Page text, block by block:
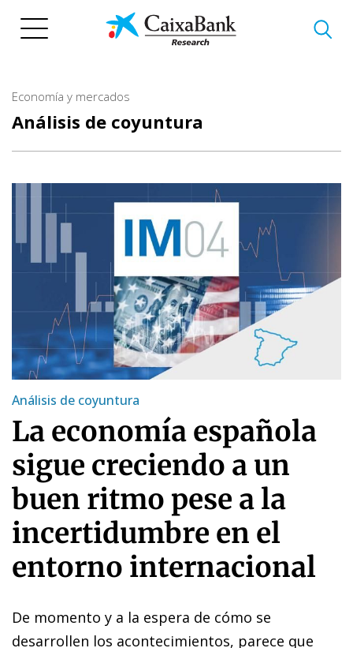
Economía y mercados
Análisis de coyuntura
Análisis de coyuntura
La economía española
sigue creciendo a un
buen ritmo pese a la
incertidumbre en el
entorno internacional
De momento y a la espera de cómo se
desarrollen los acontecimientos, parece que